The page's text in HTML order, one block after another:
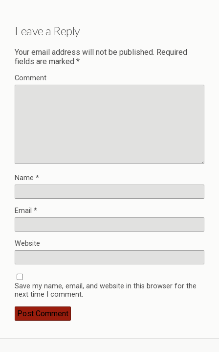
Leave a Reply
Your email address will not be published. Required
fields are marked *
Comment
Name *
Email *
Website
Save my name, email, and website in this browser for the
next time I comment.